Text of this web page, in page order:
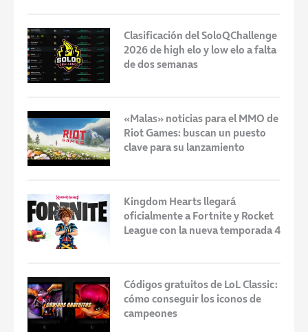
Clasificación del SoloQChallenge
2026 de high elo y low elo a falta
de dos semanas
«Malas» noticias para el MMO de
Riot Games: buscan un puesto
clave para su lanzamiento
Kingdom Hearts llegará
oficialmente a Fortnite y Rocket
League con la nueva temporada 4
Códigos gratuitos de LoL Classic:
cómo conseguir los iconos de
campeones